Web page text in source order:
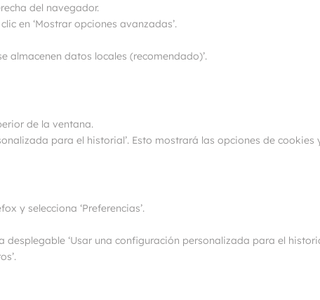
del navegador.
en ‘Mostrar opciones avanzadas’.
almacenen datos locales (recomendado)’.
de la ventana.
para el historial’. Esto mostrará las opciones de
y selecciona ‘Preferencias’.
‘Usar una configuración personalizada para el